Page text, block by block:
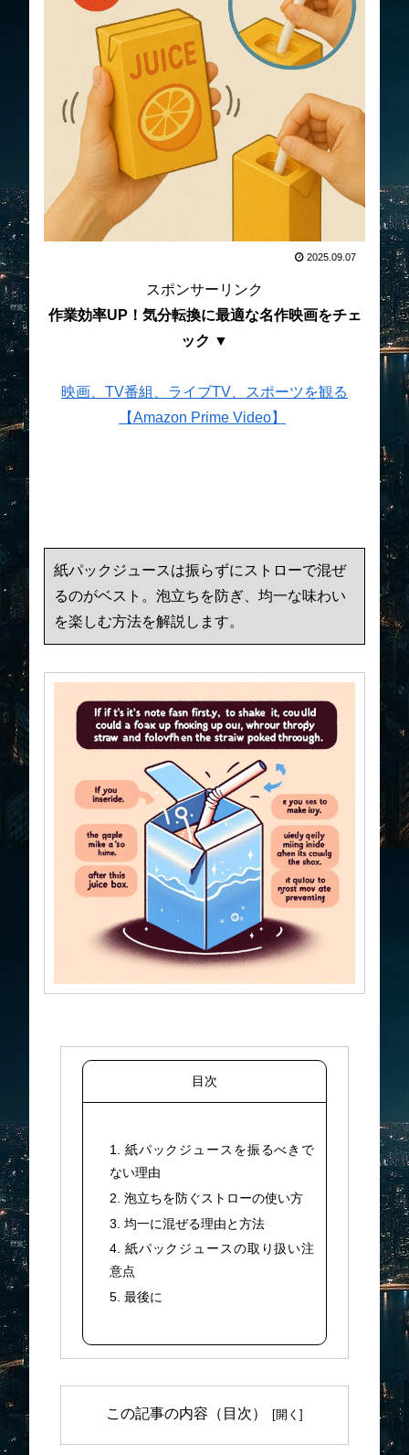
2025.09.07
スポンサーリンク
作業効率UP！気分転換に最適な名作映画をチェ
ック ▼
映画、TV番組、ライブTV、スポーツを観る
【Amazon Prime Video】
紙パックジュースは振らずにストローで混ぜ
るのがベスト。泡立ちを防ぎ、均一な味わい
を楽しむ方法を解説します。
目次
1. 紙パックジュースを振るべきで
ない理由
2. 泡立ちを防ぐストローの使い方
3. 均一に混ぜる理由と方法
4. 紙パックジュースの取り扱い注
意点
5. 最後に
この記事の内容（目次）